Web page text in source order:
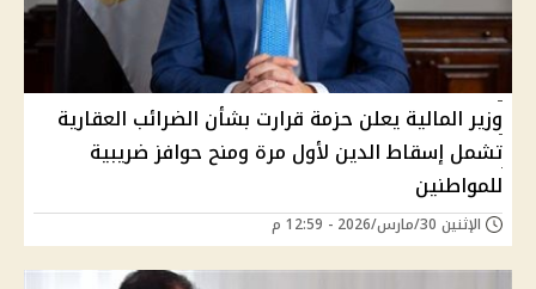
وزير المالية يعلن حزمة قرارت بشأن الضرائب العقارية
تشمل إسقاط الدين لأول مرة ومنح حوافز ضريبية
للمواطنين
الإثنين 30/مارس/2026 - 12:59 م